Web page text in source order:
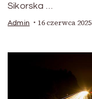
Sikorska …
Admin 16 czerwca 2025